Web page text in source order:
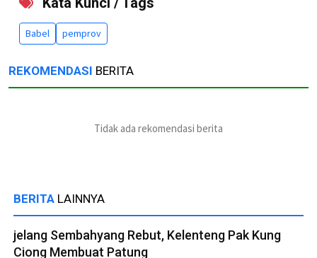
Babel pemprov
REKOMENDASI BERITA
Tidak ada rekomendasi berita
BERITA LAINNYA
jelang Sembahyang Rebut, Kelenteng Pak Kung
Ciong Membuat Patung